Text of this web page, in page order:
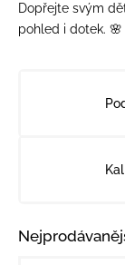
Dopřejte svým
pohled i dotek. 🌸